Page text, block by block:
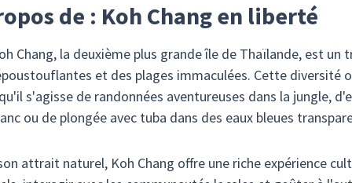
de : Koh Chang en liberté
Chang, la deuxième plus grande île de Thaïlande, est un
et des plages immaculées. Cette diversité
s'agisse de randonnées aventureuses dans la jungle,
ou de plongée avec tuba dans des eaux bleues
attrait naturel, Koh Chang offre une riche expérience